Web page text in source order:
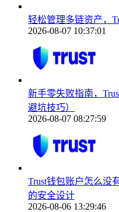
轻松管理多链资产，
2026-08-07 10:37:01
新手零失败指南，
避坑技巧）
2026-08-07 08:27:59
Trust钱包账户怎么没
的安全设计
2026-08-06 13:29:46